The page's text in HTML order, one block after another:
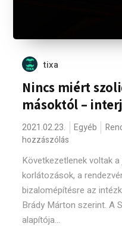
tixa
Nincs miért
másoktól –
2021.02.23. Egyéb
hozzászólás
Következetlenek voltak
korlátozások, a
bizalomépítésre az
Brády Márton szerint. A
alapítója...